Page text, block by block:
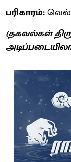
பரிகாரம்:
(தகவல்கள்